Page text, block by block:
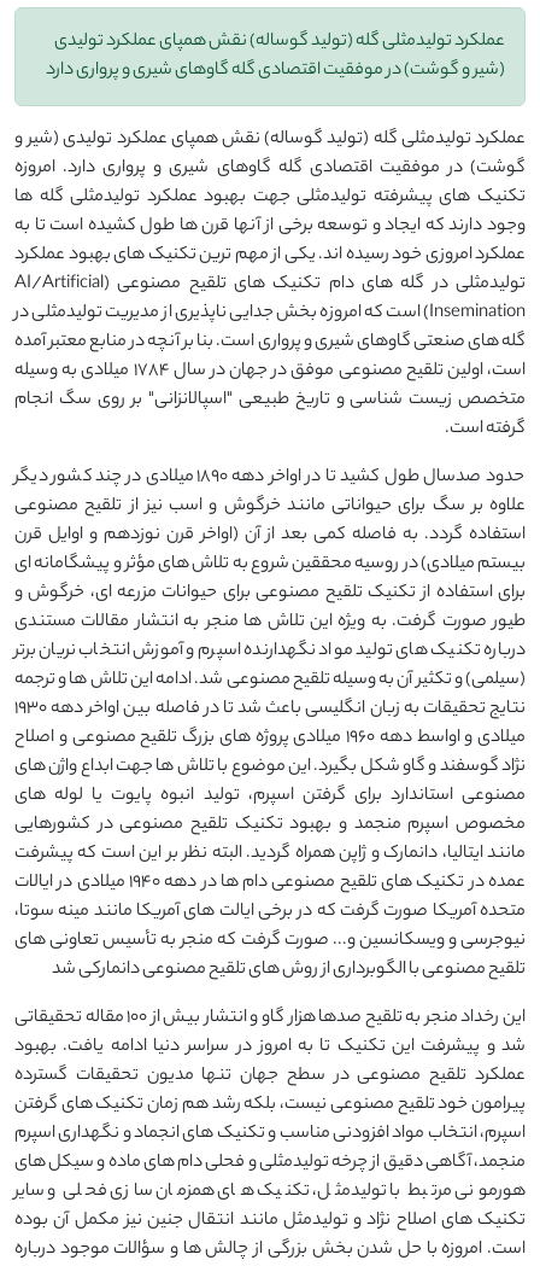
عملکرد تولیدمثلی گله (تولید گوساله) نقش همپای عملکرد تولیدی
(شیر و گوشت) در موفقیت اقتصادی گله گاوهای شیری و پرواری دارد
عملکرد تولیدمثلی گله (تولید گوساله) نقش همپای عملکرد تولیدی (شیر و
گوشت) در موفقیت اقتصادی گله گاوهای شیری و پرواری دارد. امروزه
تکنیک های پیشرفته تولیدمثلی جهت بهبود عملکرد تولیدمثلی گله ها
وجود دارند که ایجاد و توسعه برخی از آنها قرن ها طول کشیده است تا به
عملکرد امروزی خود رسیده اند. یکی از مهم ترین تکنیک های بهبود عملکرد
تولیدمثلی در گله های دام تکنیک های تلقیح مصنوعی (AI/Artificial
Insemination) است که امروزه بخش جدایی ناپذیری از مدیریت تولیدمثلی در
گله های صنعتی گاوهای شیری و پرواری است. بنا بر آنچه در منابع معتبر آمده
است، اولین تلقیح مصنوعی موفق در جهان در سال 1784 میلادی به وسیله
متخصص زیست شناسی و تاریخ طبیعی "اسپالانزانی" بر روی سگ انجام
گرفته است.
حدود صدسال طول کشید تا در اواخر دهه 1890 میلادی در چند کشور دیگر
علاوه بر سگ برای حیواناتی مانند خرگوش و اسب نیز از تلقیح مصنوعی
استفاده گردد. به فاصله کمی بعد از آن (اواخر قرن نوزدهم و اوایل قرن
بیستم میلادی) در روسیه محققین شروع به تلاش های مؤثر و پیشگامانه ای
برای استفاده از تکنیک تلقیح مصنوعی برای حیوانات مزرعه ای، خرگوش و
طیور صورت گرفت. به ویژه این تلاش ها منجر به انتشار مقالات مستندی
درباره تکنیک های تولید مواد نگهدارنده اسپرم و آموزش انتخاب نریان برتر
(سیلمی) و تکثیر آن به وسیله تلقیح مصنوعی شد. ادامه این تلاش ها و ترجمه
نتایج تحقیقات به زبان انگلیسی باعث شد تا در فاصله بین اواخر دهه 1930
میلادی و اواسط دهه 1960 میلادی پروژه های بزرگ تلقیح مصنوعی و اصلاح
نژاد گوسفند و گاو شکل بگیرد. این موضوع با تلاش ها جهت ابداع واژن های
مصنوعی استاندارد برای گرفتن اسپرم، تولید انبوه پایوت یا لوله های
مخصوص اسپرم منجمد و بهبود تکنیک تلقیح مصنوعی در کشورهایی
مانند ایتالیا، دانمارک و ژاپن همراه گردید. البته نظر بر این است که پیشرفت
عمده در تکنیک های تلقیح مصنوعی دام ها در دهه 1940 میلادی در ایالات
متحده آمریکا صورت گرفت که در برخی ایالت های آمریکا مانند مینه سوتا،
نیوجرسی و ویسکانسین و... صورت گرفت که منجر به تأسیس تعاونی های
تلقیح مصنوعی با الگوبرداری از روش های تلقیح مصنوعی دانمارکی شد
این رخداد منجر به تلقیح صدها هزار گاو و انتشار بیش از 100 مقاله تحقیقاتی
شد و پیشرفت این تکنیک تا به امروز در سراسر دنیا ادامه یافت. بهبود
عملکرد تلقیح مصنوعی در سطح جهان تنها مدیون تحقیقات گسترده
پیرامون خود تلقیح مصنوعی نیست، بلکه رشد هم زمان تکنیک های گرفتن
اسپرم، انتخاب مواد افزودنی مناسب و تکنیک های انجماد و نگهداری اسپرم
منجمد، آگاهی دقیق از چرخه تولیدمثلی و فحلی دام های ماده و سیکل های
هورمونی مرتبط با تولیدمثل، تکنیک های همزمان سازی فحلی و سایر
تکنیک های اصلاح نژاد و تولیدمثل مانند انتقال جنین نیز مکمل آن بوده
است. امروزه با حل شدن بخش بزرگی از چالش ها و سؤالات موجود درباره